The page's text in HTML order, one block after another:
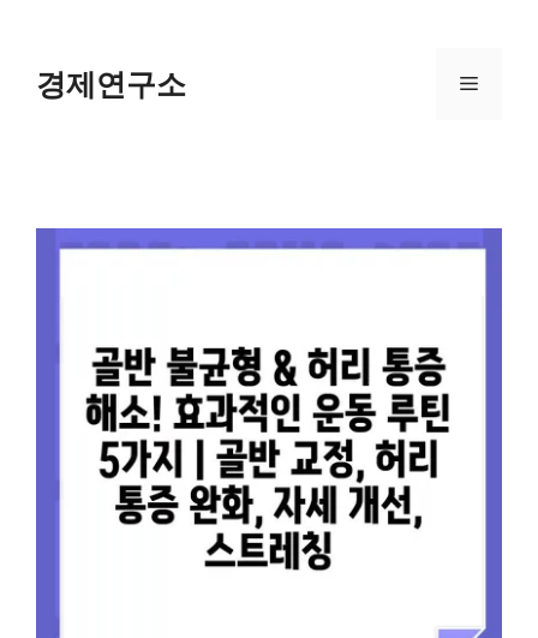
content경제연구소 Menu